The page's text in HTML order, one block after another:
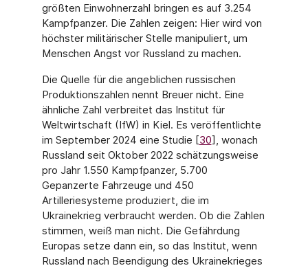
größten Einwohnerzahl bringen es auf 3.254
Kampfpanzer. Die Zahlen zeigen: Hier wird von
höchster militärischer Stelle manipuliert, um
Menschen Angst vor Russland zu machen.
Die Quelle für die angeblichen russischen
Produktionszahlen nennt Breuer nicht. Eine
ähnliche Zahl verbreitet das Institut für
Weltwirtschaft (IfW) in Kiel. Es veröffentlichte
im September 2024 eine Studie [30], wonach
Russland seit Oktober 2022 schätzungsweise
pro Jahr 1.550 Kampfpanzer, 5.700
Gepanzerte Fahrzeuge und 450
Artilleriesysteme produziert, die im
Ukrainekrieg verbraucht werden. Ob die Zahlen
stimmen, weiß man nicht. Die Gefährdung
Europas setze dann ein, so das Institut, wenn
Russland nach Beendigung des Ukrainekrieges